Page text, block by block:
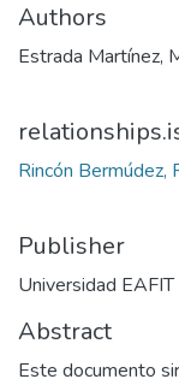
Authors
Estrada Martínez,
Rincón Bermúdez,
Publisher
Universidad EAFIT
Abstract
Este documento